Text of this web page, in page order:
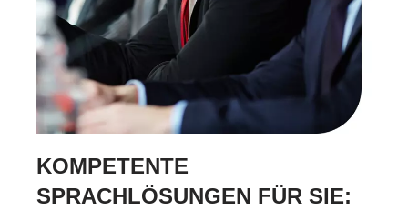
KOMPETENTE
SPRACHLÖSUNGEN FÜR SIE: